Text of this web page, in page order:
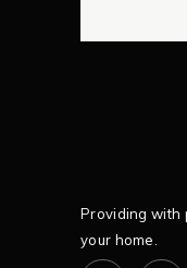
Providing with
your home.